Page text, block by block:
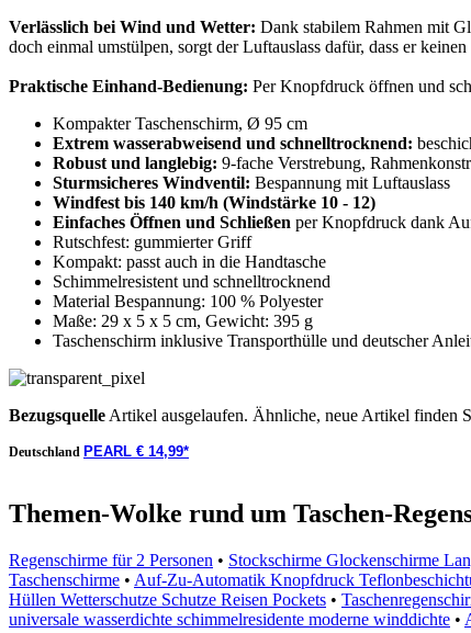
Verlässlich bei Wind und Wetter: Dank stabilem Rahmen mit
doch einmal umstülpen, sorgt der Luftauslass dafür, dass er
Praktische Einhand-Bedienung: Per Knopfdruck öffnen und
Kompakter Taschenschirm, Ø 95 cm
Extrem wasserabweisend und schnelltrocknend:
Robust und langlebig: 9-fache Verstrebung,
Sturmsicheres Windventil: Bespannung mit Luftauslass
Windfest bis 140 km/h (Windstärke 10 - 12)
Einfaches Öffnen und Schließen per Knopfdruck dank
Rutschfest: gummierter Griff
Kompakt: passt auch in die Handtasche
Schimmelresistent und schnelltrocknend
Material Bespannung: 100 % Polyester
Maße: 29 x 5 x 5 cm, Gewicht: 395 g
Taschenschirm inklusive Transporthülle und deutscher
Bezugsquelle Artikel ausgelaufen. Ähnliche, neue Artikel finden
Deutschland PEARL € 14,99*
Themen-Wolke rund um Taschen-
Regenschirme für 2 Personen • Stockschirme Glockenschirme
Taschenschirme • Auf-Zu-Automatik Knopfdruck
Hüllen Wetterschutze Schutze Reisen Pockets •
universale wasserdichte schimmelresidente moderne winddichte •